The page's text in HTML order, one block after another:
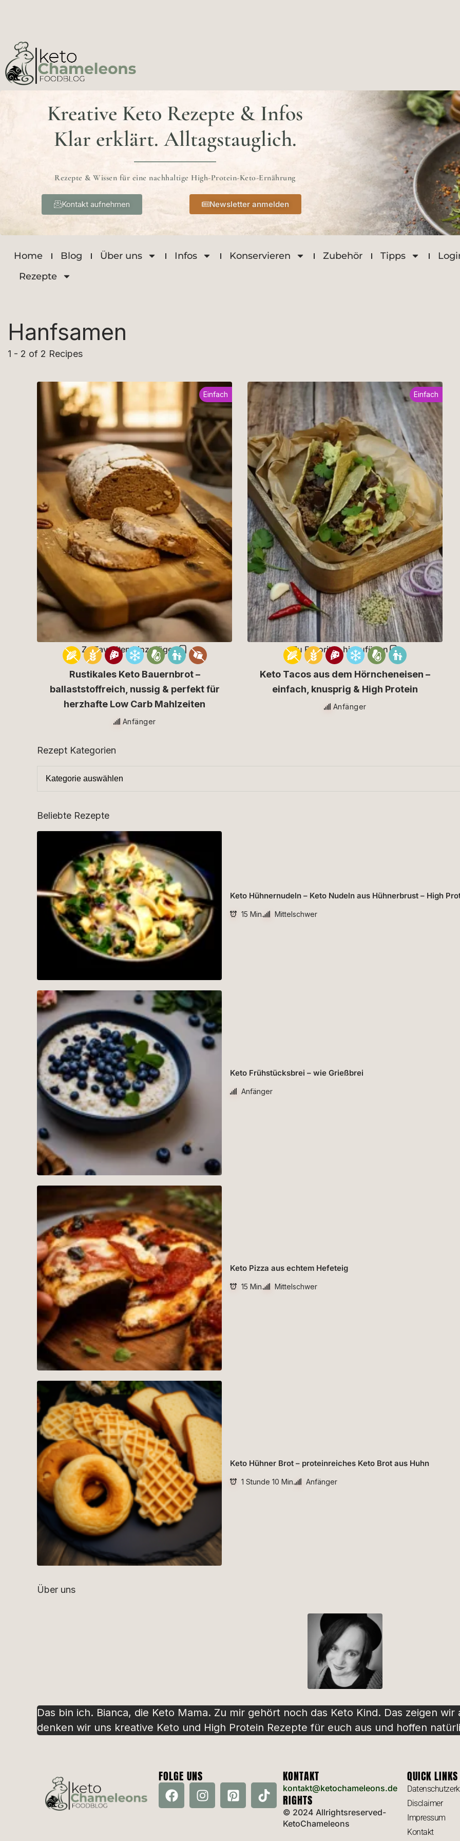
Kreative Keto Rezepte & Infos
Klar erklärt. Alltagstauglich.
Rezepte & Wissen für eine nachhaltige High-Protein-Keto-Ernährung
Kontakt aufnehmen Newsletter anmelden
Home Blog Über uns Infos Konservieren Zubehör Tipps
Rezepte
Hanfsamen
1 - 2 of 2 Recipes
Zu Favoriten hinzufügen
Einfach
Rustikales Keto Bauernbrot –
ballaststoffreich, nussig & perfekt für
herzhafte Low Carb Mahlzeiten
Anfänger
Zu Favoriten hinzufügen
Einfach
Keto Tacos aus dem Hörncheneisen –
einfach, knusprig & High Protein
Anfänger
Rezept Kategorien
Beliebte Rezepte
Keto Hühnernudeln – Keto Nudeln aus Hühnerbrust – High
15 Min. Mittelschwer
Keto Frühstücksbrei – wie Grießbrei
Anfänger
Keto Pizza aus echtem Hefeteig
15 Min. Mittelschwer
Keto Hühner Brot – proteinreiches Keto Brot aus Huhn
1 Stunde 10 Min. Anfänger
Über uns
Das bin ich. Bianca, die Keto Mama. Zu mir gehört noch das Keto Kind. Das zeigen
denken wir uns kreative Keto und High Protein Rezepte für euch aus und hoffen
FOLGE UNS KONTAKT
kontakt@ketochameleons.de
RIGHTS
© 2024 Allrightsreserved-
KetoChameleons
QUICK LINKS
Disclaimer
Impressum
Kontakt